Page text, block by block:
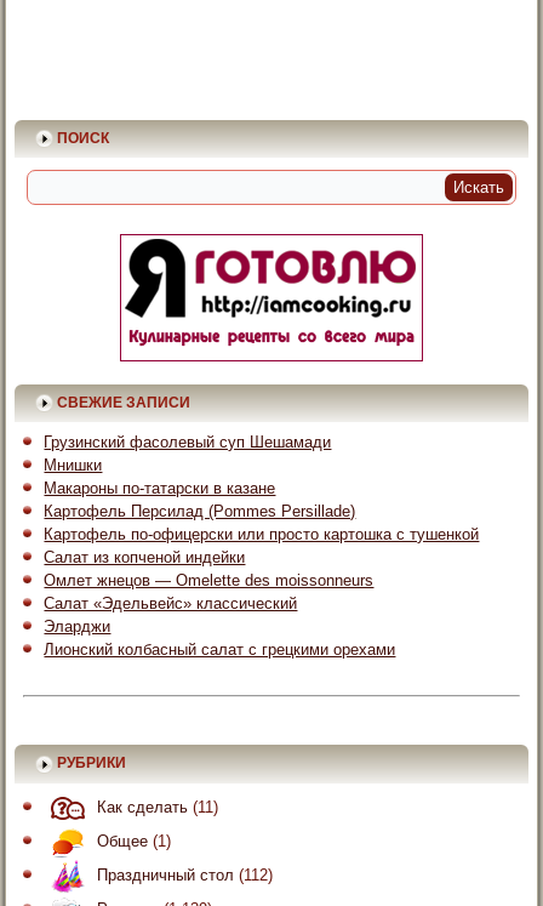
ПОИСК
СВЕЖИЕ ЗАПИСИ
Грузинский фасолевый суп Шешамади
Мнишки
Макароны по-татарски в казане
Картофель Персилад (Pommes Persillade)
Картофель по-офицерски или просто картошка с тушенкой
Салат из копченой индейки
Омлет жнецов — Omelette des moissonneurs
Салат «Эдельвейс» классический
Эларджи
Лионский колбасный салат с грецкими орехами
РУБРИКИ
Как сделать (11)
Общее (1)
Праздничный стол (112)